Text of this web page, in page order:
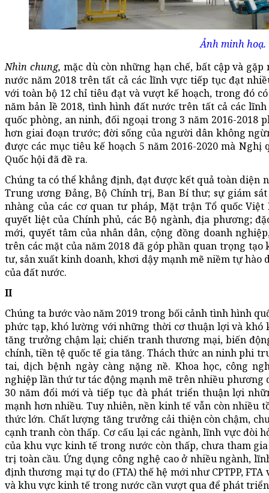
Ảnh minh hoạ.
Nhìn chung, mặc dù còn những hạn chế, bất cập và
nước năm 2018 trên tất cả các lĩnh vực tiếp tục đạt
với toàn bộ 12 chỉ tiêu đạt và vượt kế hoạch, trong đó
năm bản lề 2018, tình hình đất nước trên tất cả các
quốc phòng, an ninh, đối ngoại trong 3 năm 2016-
hơn giai đoạn trước; đời sống của người dân không
được các mục tiêu kế hoạch 5 năm 2016-2020 mà
Quốc hội đã đề ra.
Chúng ta có thể khẳng định, đạt được kết quả toàn diện
Trung ương Đảng, Bộ Chính trị, Ban Bí thư; sự giám
nhàng của các cơ quan tư pháp, Mặt trận Tổ quốc
quyết liệt của Chính phủ, các Bộ ngành, địa phương;
mới, quyết tâm của nhân dân, cộng đồng doanh
trên các mặt của năm 2018 đã góp phần quan trọng
tư, sản xuất kinh doanh, khơi dậy mạnh mẽ niềm tự
của đất nước.
II
Chúng ta bước vào năm 2019 trong bối cảnh tình hình
phức tạp, khó lường với những thời cơ thuận lợi và khó
tăng trưởng chậm lại; chiến tranh thương mại, biến
chính, tiền tệ quốc tế gia tăng. Thách thức an ninh phi
tai, dịch bệnh ngày càng nặng nề. Khoa học, công
nghiệp lần thứ tư tác động mạnh mẽ trên nhiều
30 năm đổi mới và tiếp tục đà phát triển thuận lợi
mạnh hơn nhiều. Tuy nhiên, nền kinh tế vẫn còn nhiều
thức lớn. Chất lượng tăng trưởng cải thiện còn chậm,
cạnh tranh còn thấp. Cơ cấu lại các ngành, lĩnh vực đòi
của khu vực kinh tế trong nước còn thấp, chưa tham
trị toàn cầu. Ứng dụng công nghệ cao ở nhiều ngành,
định thương mại tự do (FTA) thế hệ mới như CPTPP,
và khu vực kinh tế trong nước cần vượt qua để phát